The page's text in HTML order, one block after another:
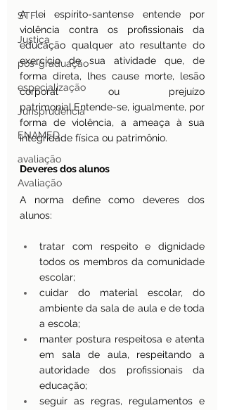
STF
Justiça
pos-graduação
especialização
Jurisprudência
ENAMED
avaliação
Avaliação
A lei espírito-santense entende por
violência contra os profissionais da
educação qualquer ato resultante do
exercício de sua atividade que, de
forma direta, lhes cause morte, lesão
corporal ou prejuízo
patrimonial.Entende-se, igualmente, por
forma de violência, a ameaça à sua
integridade física ou patrimônio.
Deveres dos alunos
A norma define como deveres dos
alunos:
tratar com respeito e dignidade
todos os membros da comunidade
escolar;
cuidar do material escolar, do
ambiente da sala de aula e de toda
a escola;
manter postura respeitosa e atenta
em sala de aula, respeitando a
autoridade dos profissionais da
educação;
seguir as regras, regulamentos e